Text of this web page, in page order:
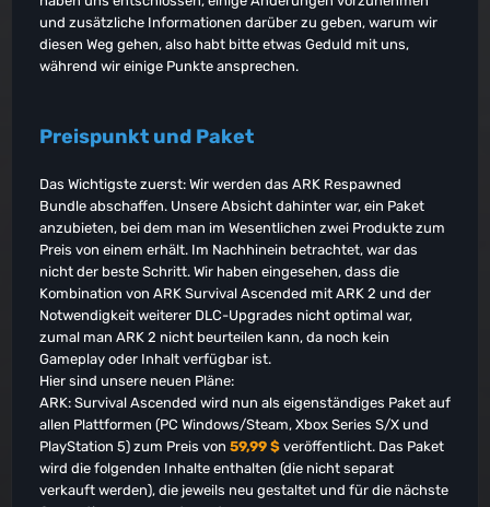
und zusätzliche Informationen darüber zu geben, warum wir
diesen Weg gehen, also habt bitte etwas Geduld mit uns,
während wir einige Punkte ansprechen.
Preispunkt und Paket
Das Wichtigste zuerst: Wir werden das ARK Respawned
Bundle abschaffen. Unsere Absicht dahinter war, ein Paket
anzubieten, bei dem man im Wesentlichen zwei Produkte zum
Preis von einem erhält. Im Nachhinein betrachtet, war das
nicht der beste Schritt. Wir haben eingesehen, dass die
Kombination von ARK Survival Ascended mit ARK 2 und der
Notwendigkeit weiterer DLC-Upgrades nicht optimal war,
zumal man ARK 2 nicht beurteilen kann, da noch kein
Gameplay oder Inhalt verfügbar ist.
Hier sind unsere neuen Pläne:
ARK: Survival Ascended wird nun als eigenständiges Paket auf
allen Plattformen (PC Windows/Steam, Xbox Series S/X und
PlayStation 5) zum Preis von 59,99 $ veröffentlicht. Das Paket
wird die folgenden Inhalte enthalten (die nicht separat
verkauft werden), die jeweils neu gestaltet und für die nächste